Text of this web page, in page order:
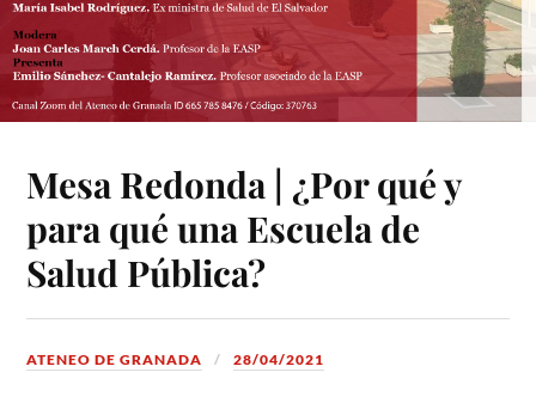
Mesa Redonda | ¿Por qué y
para qué una Escuela de
Salud Pública?
ATENEO DE GRANADA 28/04/2021